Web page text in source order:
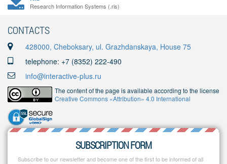
Research Information Systems (.ris)
CONTACTS
428000, Cheboksary, ul. Grazhdanskaya, House 75
telephone: +7 (8352) 222-490
info@interactive-plus.ru
The content of the page is available according to the license
Creative Commons «Attribution» 4.0 International
SUBSCRIPTION FORM
Subscribe to our newsletter and become one of the first to be informed of all